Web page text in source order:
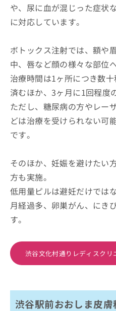
や、尿に血が混じった症状
に対応しています。
ボトックス注射では、額や
中、唇など顔の様々な部位
治療時間は1ヶ所につき数
済むほか、3ヶ月に1回程度
ただし、糖尿病の方やレー
どは治療を受けられない可
です。
そのほか、妊娠を避けたい
方も実施。
低用量ピルは避妊だけでは
月経過多、卵巣がん、にき
す。
渋谷文化村通りレディスク
渋谷駅前おおしま皮膚